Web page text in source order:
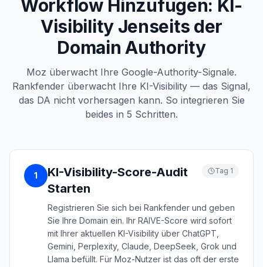
Workflow Hinzufügen: KI-
Visibility Jenseits der
Domain Authority
Moz überwacht Ihre Google-Authority-Signale.
Rankfender überwacht Ihre KI-Visibility — das Signal,
das DA nicht vorhersagen kann. So integrieren Sie
beides in 5 Schritten.
1
KI-Visibility-Score-Audit
Starten
Tag 1
Registrieren Sie sich bei Rankfender und geben
Sie Ihre Domain ein. Ihr RAIVE-Score wird sofort
mit Ihrer aktuellen KI-Visibility über ChatGPT,
Gemini, Perplexity, Claude, DeepSeek, Grok und
Llama befüllt. Für Moz-Nutzer ist das oft der erste